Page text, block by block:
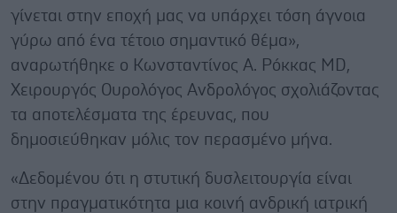
γίνεται στην εποχή μας να υπάρχει τόση άγνοια
γύρω από ένα τέτοιο σημαντικό θέμα»,
αναρωτήθηκε ο Κωνσταντίνος Α. Ρόκκας MD,
Χειρουργός Ουρολόγος Ανδρολόγος σχολιάζοντας
τα αποτελέσματα της έρευνας, που
δημοσιεύθηκαν μόλις τον περασμένο μήνα.
«Δεδομένου ότι η στυτική δυσλειτουργία είναι
στην πραγματικότητα μια κοινή ανδρική ιατρική